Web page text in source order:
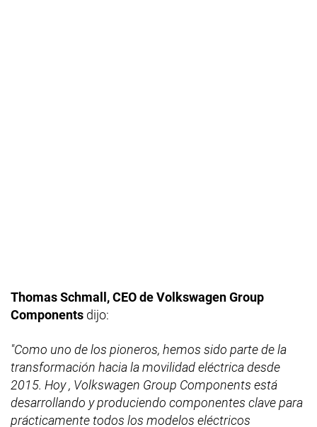
Thomas Schmall, CEO de Volkswagen Group
Components dijo:
"Como uno de los pioneros, hemos sido parte de la
transformación hacia la movilidad eléctrica desde
2015. Hoy , Volkswagen Group Components está
desarrollando y produciendo componentes clave para
prácticamente todos los modelos eléctricos